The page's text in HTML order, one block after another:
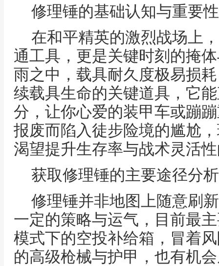
修理锤的基础认知与重要性
在和平精英的激烈战场上
通工具，更是关键时刻的掩
雨之中，载具耐久度极易损
续载具生命的关键道具，它
分，让你心爱的装甲车或蹦
报废而陷入徒步险境的尴尬
渴望提升生存率与战术灵活
获取修理锤的主要途径分析
修理锤并非地图上随意刷
一定的策略与运气，目前最
模式下的空投补给箱，冒着
的高级枪械与护甲，也有机